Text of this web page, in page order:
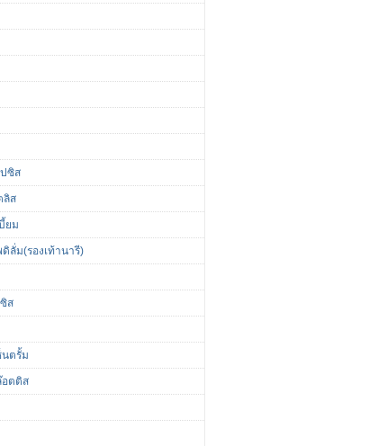
ซิส
ลิส
ยม
ลั่ม(รองเท้านารี)
ส
นตรั้ม
อตติส